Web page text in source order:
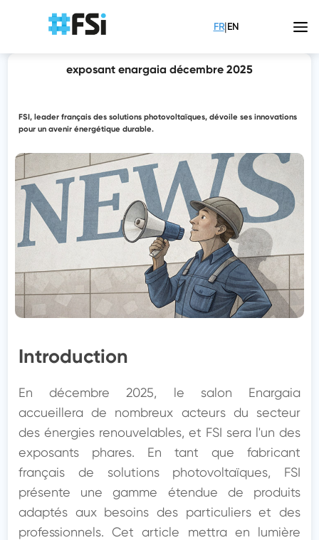
FR|EN
exposant enargaia décembre 2025
FSI, leader français des solutions photovoltaïques, dévoile ses innovations
pour un avenir énergétique durable.
Introduction
En décembre 2025, le salon Enargaia
accueillera de nombreux acteurs du secteur
des énergies renouvelables, et FSI sera l'un des
exposants phares. En tant que fabricant
français de solutions photovoltaïques, FSI
présente une gamme étendue de produits
adaptés aux besoins des particuliers et des
professionnels. Cet article mettra en lumière